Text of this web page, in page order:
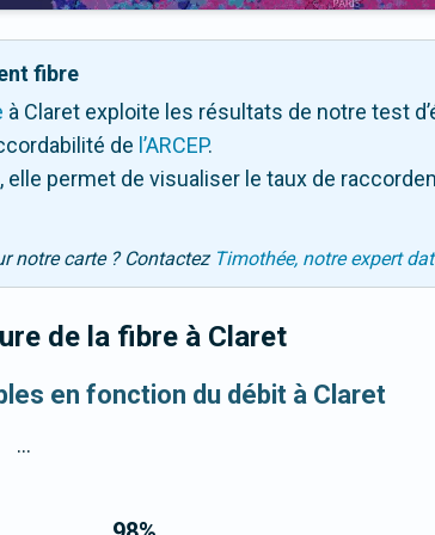
fibre
à Claret exploite les résultats de notre test
de l’ARCEP.
permet de visualiser le taux de
notre carte ? Contactez Timothée, notre expert
de la fibre à Claret
en fonction du débit à Claret
...